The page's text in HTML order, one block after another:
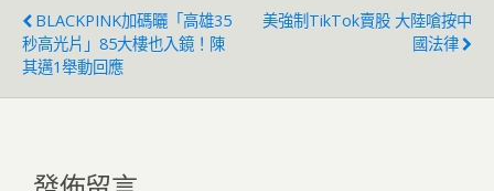
BLACKPINK加碼曬「高雄35
秒高光片」85大樓也入鏡！陳
其邁1舉動回應
美強制TikTok賣股 大陸嗆按中
國法律